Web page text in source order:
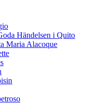
Händelsen i Quito
Maria Alacoque